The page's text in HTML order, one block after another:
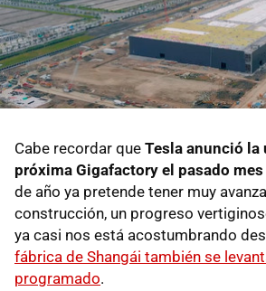
Cabe recordar que Tesla anunció la
próxima Gigafactory el pasado
de año ya pretende tener muy
construcción, un progreso
ya casi nos está acostumbrando
fábrica de Shangái también se
programado.